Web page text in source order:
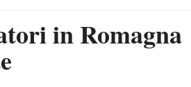
in Romagna